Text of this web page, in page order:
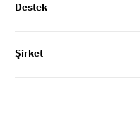
Destek
Şirket